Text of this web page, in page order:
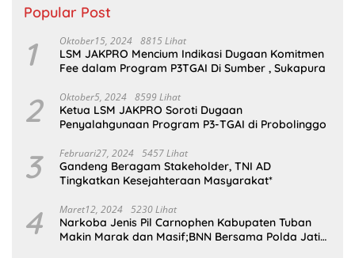
Popular Post
1 Oktober15, 2024 8815 Lihat
LSM JAKPRO Mencium Indikasi Dugaan Komitmen
Fee dalam Program P3TGAI Di Sumber , Sukapura
2 Oktober5, 2024 8599 Lihat
Ketua LSM JAKPRO Soroti Dugaan
Penyalahgunaan Program P3-TGAI di Probolinggo
3 Februari27, 2024 5457 Lihat
Gandeng Beragam Stakeholder, TNI AD
Tingkatkan Kesejahteraan Masyarakat*
4 Maret12, 2024 5230 Lihat
Narkoba Jenis Pil Carnophen Kabupaten Tuban
Makin Marak dan Masif;BNN Bersama Polda Jatim